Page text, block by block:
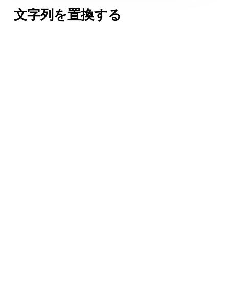
文字列を置換する